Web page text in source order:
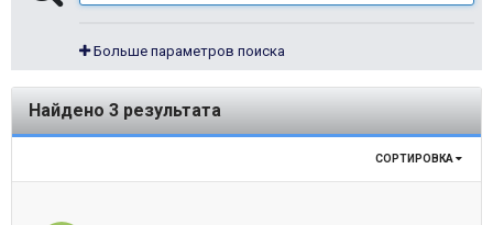
Больше параметров поиска
Найдено 3 результата
СОРТИРОВКА